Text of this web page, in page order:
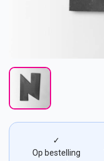
✓
Op bestelling